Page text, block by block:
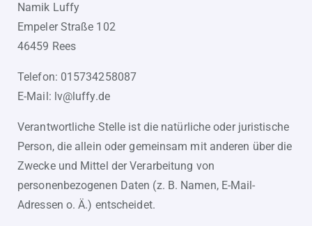
Namik Luffy
Empeler Straße 102
46459 Rees
Telefon: 015734258087
E-Mail: lv@luffy.de
Verantwortliche Stelle ist die natürliche oder juristische
Person, die allein oder gemeinsam mit anderen über die
Zwecke und Mittel der Verarbeitung von
personenbezogenen Daten (z. B. Namen, E-Mail-
Adressen o. Ä.) entscheidet.